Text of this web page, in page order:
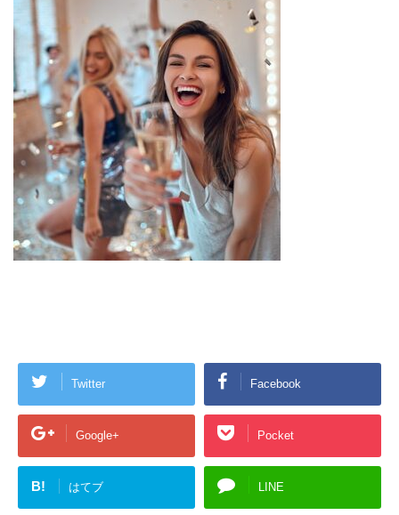
Twitter Facebook
Google+ Pocket
B! はてブ LINE